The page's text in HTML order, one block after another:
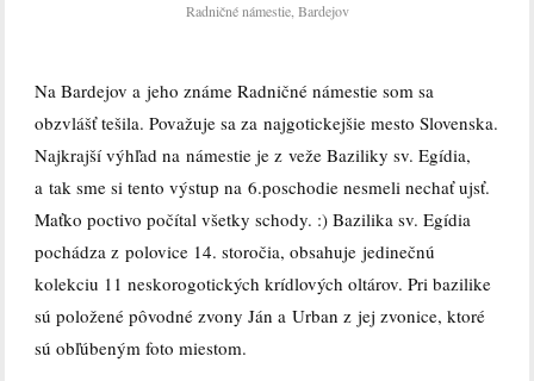
Radničné námestie, Bardejov
Na Bardejov a jeho známe Radničné námestie som sa
obzvlášť tešila. Považuje sa za najgotickejšie mesto Slovenska.
Najkrajší výhľad na námestie je z veže Baziliky sv. Egídia,
a tak sme si tento výstup na 6.poschodie nesmeli nechať ujsť.
Maťko poctivo počítal všetky schody. :) Bazilika sv. Egídia
pochádza z polovice 14. storočia, obsahuje jedinečnú
kolekciu 11 neskorogotických krídlových oltárov. Pri bazilike
sú položené pôvodné zvony Ján a Urban z jej zvonice, ktoré
sú obľúbeným foto miestom.